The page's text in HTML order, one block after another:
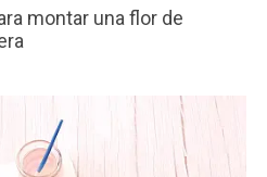
montar una flor de